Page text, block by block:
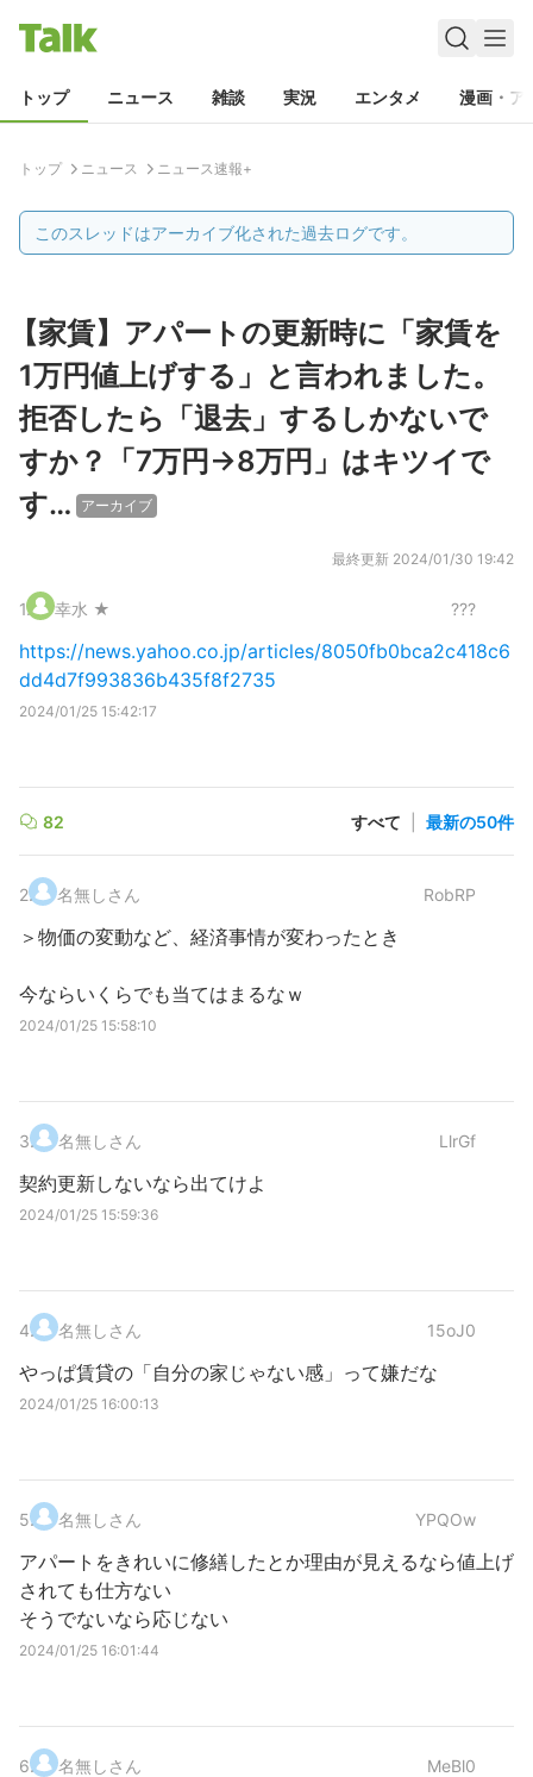
トップ ニュース 雑談 実況 エンタメ 漫画・ア
トップ ニュース ニュース速報+
このスレッドはアーカイブ化された過去ログです。
【家賃】アパートの更新時に「家賃を
1万円値上げする」と言われました。
拒否したら「退去」するしかないで
すか？「7万円→8万円」はキツイで
す…
アーカイブ
最終更新 2024/01/30 19:42
1. 幸水 ★ ???
https://news.yahoo.co.jp/articles/8050fb0bca2c418c6
dd4d7f993836b435f8f2735
2024/01/25 15:42:17
82 すべて 最新の50件
2. 名無しさん RobRP
＞物価の変動など、経済事情が変わったとき
今ならいくらでも当てはまるなｗ
2024/01/25 15:58:10
3. 名無しさん LlrGf
契約更新しないなら出てけよ
2024/01/25 15:59:36
4. 名無しさん 15oJ0
やっぱ賃貸の「自分の家じゃない感」って嫌だな
2024/01/25 16:00:13
5. 名無しさん YPQOw
アパートをきれいに修繕したとか理由が見えるなら値上げ
されても仕方ない
そうでないなら応じない
2024/01/25 16:01:44
6. 名無しさん MeBl0